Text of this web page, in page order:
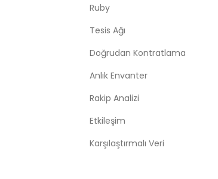
Ruby
Tesis Ağı
Doğrudan Kontratlama
Anlık Envanter
Rakip Analizi
Etkileşim
Karşılaştırmalı Veri